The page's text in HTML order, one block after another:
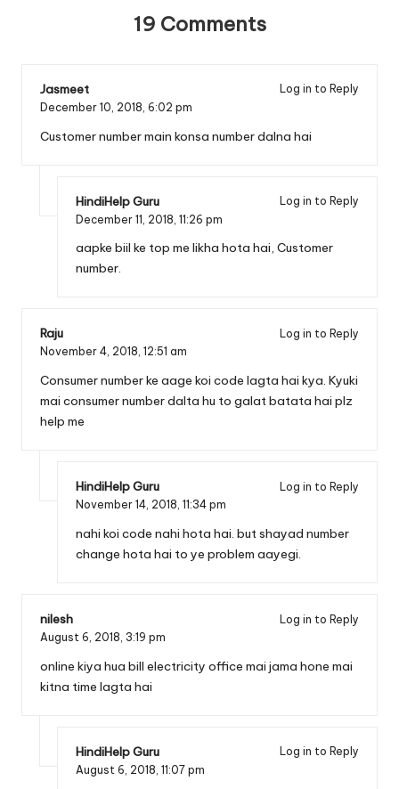
19 Comments
Jasmeet
Log in to Reply
December 10, 2018, 6:02 pm
Customer number main konsa number dalna hai
HindiHelp Guru
Log in to Reply
December 11, 2018, 11:26 pm
aapke biil ke top me likha hota hai, Customer
number.
Raju
Log in to Reply
November 4, 2018, 12:51 am
Consumer number ke aage koi code lagta hai kya. Kyuki
mai consumer number dalta hu to galat batata hai plz
help me
HindiHelp Guru
Log in to Reply
November 14, 2018, 11:34 pm
nahi koi code nahi hota hai. but shayad number
change hota hai to ye problem aayegi.
nilesh
Log in to Reply
August 6, 2018, 3:19 pm
online kiya hua bill electricity office mai jama hone mai
kitna time lagta hai
HindiHelp Guru
Log in to Reply
August 6, 2018, 11:07 pm